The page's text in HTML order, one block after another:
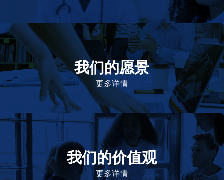
我们的愿景
更多详情
作为一个负责任的企业公民，在全球提供优质和患者可
及的药物，传递我们的价值。
我们的价值观
更多详情
我们的价值观是爱施健存立和发展的基石。集团上下以
此为指引，为实现集团目标而共同奋斗。